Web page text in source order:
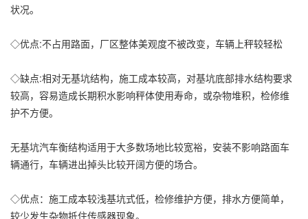
状况。
◇优点:不占用路面，厂区整体美观度不被改变，车辆上秤较轻松
◇缺点:相对无基坑结构，施工成本较高，对基坑底部排水结构要求
较高，容易造成长期积水影响秤体使用寿命，或杂物堆积，检修维
护不方便。
无基坑汽车衡结构适用于大多数场地比较宽裕，安装不影响路面车
辆通行，车辆进出掉头比较开阔方便的场合。
◇优点：施工成本较浅基坑式低，检修维护方便，排水方便简单，
较少发生杂物抵住传感器现象。